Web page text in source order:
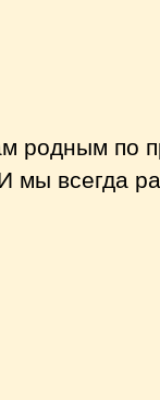
родным по
мы всегда